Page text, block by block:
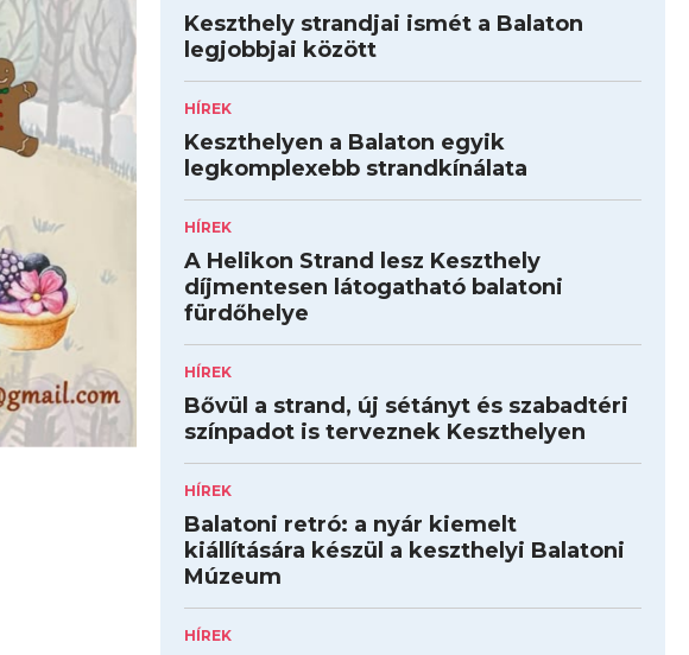
Keszthely strandjai ismét a Balaton
legjobbjai között
HÍREK
Keszthelyen a Balaton egyik
legkomplexebb strandkínálata
HÍREK
A Helikon Strand lesz Keszthely
díjmentesen látogatható balatoni
fürdőhelye
HÍREK
Bővül a strand, új sétányt és szabadtéri
színpadot is terveznek Keszthelyen
HÍREK
Balatoni retró: a nyár kiemelt
kiállítására készül a keszthelyi Balatoni
Múzeum
HÍREK